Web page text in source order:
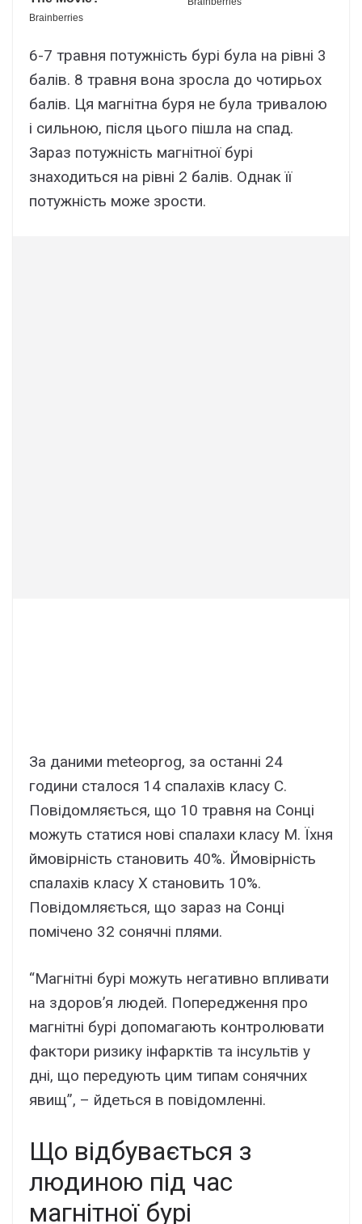
6-7 травня потужність бурі була на рівні 3
балів. 8 травня вона зросла до чотирьох
балів. Ця магнітна буря не була тривалою
і сильною, після цього пішла на спад.
Зараз потужність магнітної бурі
знаходиться на рівні 2 балів. Однак її
потужність може зрости.
За даними meteoprog, за останні 24
години сталося 14 спалахів класу С.
Повідомляється, що 10 травня на Сонці
можуть статися нові спалахи класу М. Їхня
ймовірність становить 40%. Ймовірність
спалахів класу Х становить 10%.
Повідомляється, що зараз на Сонці
помічено 32 сонячні плями.
“Магнітні бурі можуть негативно впливати
на здоров’я людей. Попередження про
магнітні бурі допомагають контролювати
фактори ризику інфарктів та інсультів у
дні, що передують цим типам сонячних
явищ”, – йдеться в повідомленні.
Що відбувається з
людиною під час
магнітної бурі